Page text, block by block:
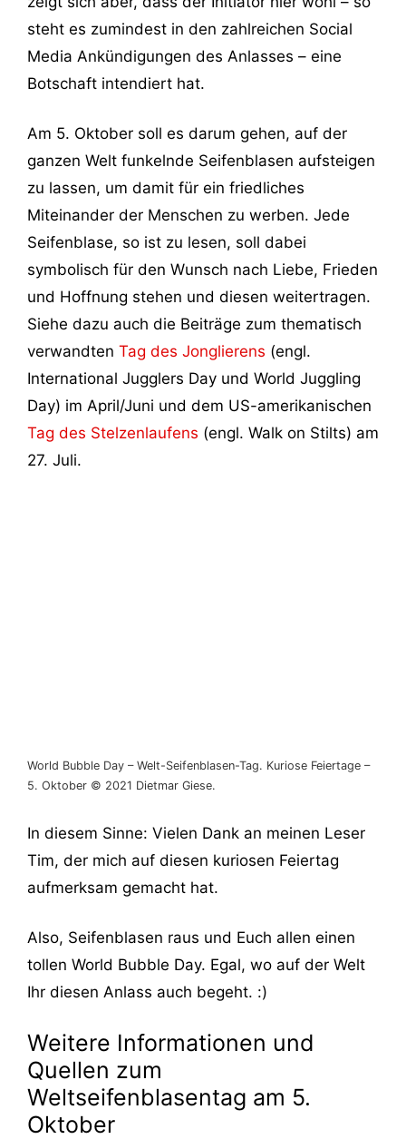
steht es zumindest in den zahlreichen Social
Media Ankündigungen des Anlasses – eine
Botschaft intendiert hat.
Am 5. Oktober soll es darum gehen, auf der
ganzen Welt funkelnde Seifenblasen aufsteigen
zu lassen, um damit für ein friedliches
Miteinander der Menschen zu werben. Jede
Seifenblase, so ist zu lesen, soll dabei
symbolisch für den Wunsch nach Liebe, Frieden
und Hoffnung stehen und diesen weitertragen.
Siehe dazu auch die Beiträge zum thematisch
verwandten Tag des Jonglierens (engl.
International Jugglers Day und World Juggling
Day) im April/Juni und dem US-amerikanischen
Tag des Stelzenlaufens (engl. Walk on Stilts) am
27. Juli.
World Bubble Day – Welt-Seifenblasen-Tag. Kuriose Feiertage –
5. Oktober © 2021 Dietmar Giese.
In diesem Sinne: Vielen Dank an meinen Leser
Tim, der mich auf diesen kuriosen Feiertag
aufmerksam gemacht hat.
Also, Seifenblasen raus und Euch allen einen
tollen World Bubble Day. Egal, wo auf der Welt
Ihr diesen Anlass auch begeht. :)
Weitere Informationen und
Quellen zum
Weltseifenblasentag am 5.
Oktober